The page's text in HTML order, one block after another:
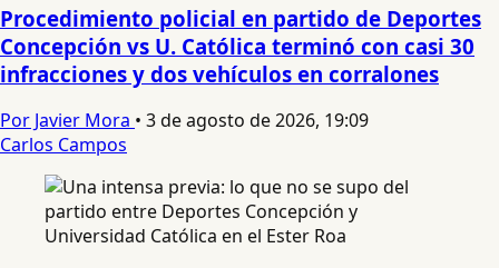
Procedimiento policial en partido de Deportes
Concepción vs U. Católica terminó con casi 30
infracciones y dos vehículos en corralones
Por Javier Mora • 3 de agosto de 2026, 19:09
Carlos Campos